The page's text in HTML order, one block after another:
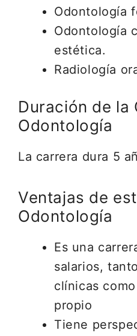
Odontología
Odontología
estética.
Radiología
Duración de la
Odontología
La carrera dura 5
Ventajas de
Odontología
Es una
salarios,
clínicas
propio
Tiene